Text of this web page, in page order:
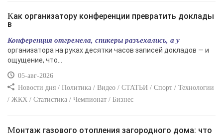
Как организатору конференции превратить доклады
в
Конференция отгремела, спикеры разъехались, а у
организатора на руках десятки часов записей докладов — и
ощущение, что...
05-авг-2026
Новости дня / Политика / Видео / СТАТЬИ / Спорт / Технологии
/ ЖКХ / Статистика / Чемпионат / Бизнес
Монтаж газового отопления загородного дома: что